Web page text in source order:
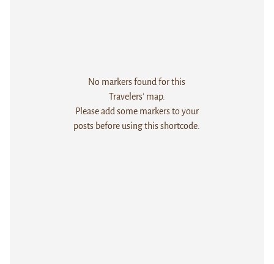
No markers found for this
Travelers' map.
Please add some markers to your
posts before using this shortcode.